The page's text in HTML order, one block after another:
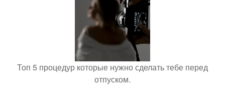
Топ 5 процедур которые нужно сделать тебе перед
отпуском.